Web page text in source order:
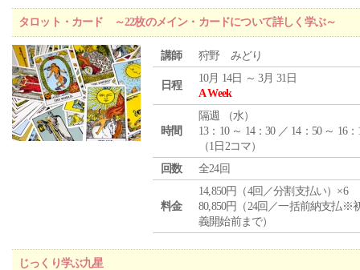
タロット・カード ～22枚のメイン・カードについて詳しく学ぶ～
講師 狩野 みどり
日程
10月 14日 ～ 3月 31日
A Week
時間
隔週 （水）
13：10 ～ 14：30 ／ 14：50 ～ 16：
（1日2コマ）
回数
全24回
料金
14,850円（4回／分割支払い）×6
80,850円（24回／一括前納支払※
義開始前まで）
じっくり学ぶ九星